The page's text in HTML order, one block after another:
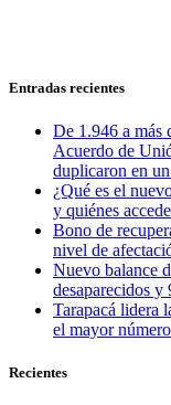
Entradas recientes
De 1.946 a más
Acuerdo de
duplicaron en
¿Qué es el
y quiénes
Bono de
nivel de
Nuevo balance
desaparecidos y
Tarapacá lidera
el mayor
Recientes